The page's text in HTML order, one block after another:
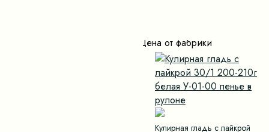
Цена от фабрики
Кулирная гладь с лайкрой